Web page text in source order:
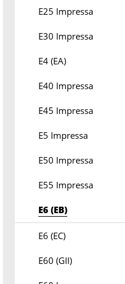
E25 Impressa
E30 Impressa
E4 (EA)
E40 Impressa
E45 Impressa
E5 Impressa
E50 Impressa
E55 Impressa
E6 (EB)
E6 (EC)
E60 (GII)